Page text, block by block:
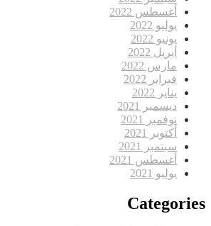
أغسطس 2022
يوليو 2022
يونيو 2022
أبريل 2022
مارس 2022
فبراير 2022
يناير 2022
ديسمبر 2021
نوفمبر 2021
أكتوبر 2021
سبتمبر 2021
أغسطس 2021
يوليو 2021
Categories